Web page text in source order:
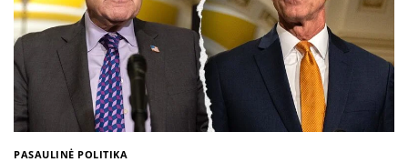
PASAULINĖ POLITIKA